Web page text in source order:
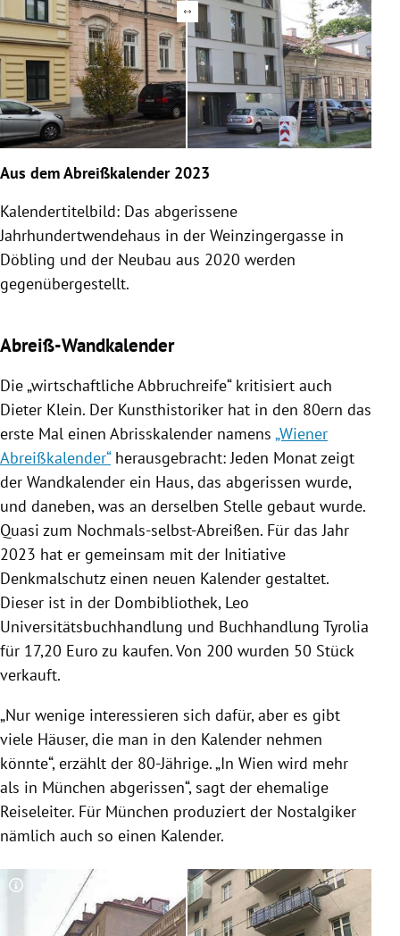
Aus dem Abreißkalender 2023
Kalendertitelbild: Das abgerissene
Jahrhundertwendehaus in der Weinzingergasse in
Döbling und der Neubau aus 2020 werden
gegenübergestellt.
Abreiß-Wandkalender
Die „wirtschaftliche Abbruchreife“ kritisiert auch
Dieter Klein. Der Kunsthistoriker hat in den 80ern das
erste Mal einen Abrisskalender namens „Wiener
Abreißkalender“herausgebracht: Jeden Monat zeigt
der Wandkalender ein Haus, das abgerissen wurde,
und daneben, was an derselben Stelle gebaut wurde.
Quasi zum Nochmals-selbst-Abreißen. Für das Jahr
2023 hat er gemeinsam mit der Initiative
Denkmalschutz einen neuen Kalender gestaltet.
Dieser ist in der Dombibliothek, Leo
Universitätsbuchhandlung und Buchhandlung Tyrolia
für 17,20 Euro zu kaufen. Von 200 wurden 50 Stück
verkauft.
„Nur wenige interessieren sich dafür, aber es gibt
viele Häuser, die man in den Kalender nehmen
könnte“, erzählt der 80-Jährige. „In Wien wird mehr
als in München abgerissen“, sagt der ehemalige
Reiseleiter. Für München produziert der Nostalgiker
nämlich auch so einen Kalender.
Copyright-Hinweis öffnen/schließen